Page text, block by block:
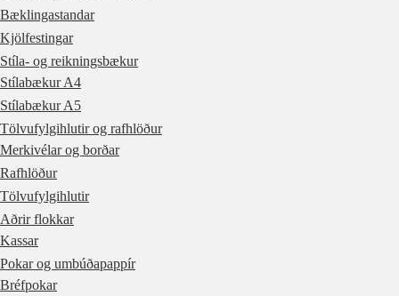
Bæklingastandar
Kjölfestingar
Stíla- og reikningsbækur
Stílabækur A4
Stílabækur A5
Tölvufylgihlutir og rafhlöður
Merkivélar og borðar
Rafhlöður
Tölvufylgihlutir
Aðrir flokkar
Kassar
Pokar og umbúðapappír
Bréfpokar